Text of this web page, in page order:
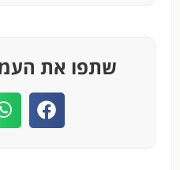
שתפו את